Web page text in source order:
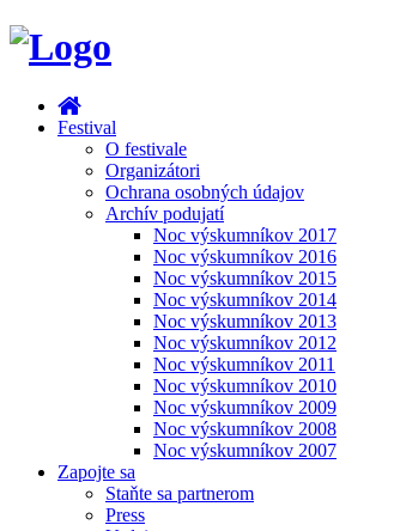
Festival
O festivale
Organizátori
Ochrana osobných údajov
Archív podujatí
Noc výskumníkov 2017
Noc výskumníkov 2016
Noc výskumníkov 2015
Noc výskumníkov 2014
Noc výskumníkov 2013
Noc výskumníkov 2012
Noc výskumníkov 2011
Noc výskumníkov 2010
Noc výskumníkov 2009
Noc výskumníkov 2008
Noc výskumníkov 2007
Zapojte sa
Staňte sa partnerom
Press